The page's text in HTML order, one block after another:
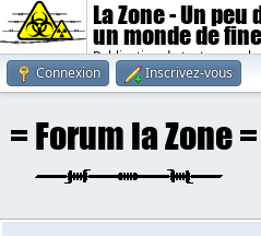
La Zone - Un
un monde de
Publication de textes
Connexion
Inscrivez-vous